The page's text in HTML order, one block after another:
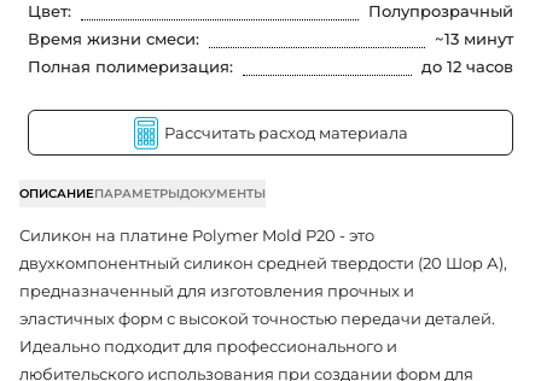
Цвет:
Полупрозрачный
Время жизни смеси:
~13 минут
Полная полимеризация: до 12 часов
Рассчитать расход материала
ОПИСАНИЕПАРАМЕТРЫДОКУМЕНТЫ
Силикон на платине Polymer Mold P20 - это
двухкомпонентный силикон средней твердости (20 Шор А),
предназначенный для изготовления прочных и
эластичных форм с высокой точностью передачи деталей.
Идеально подходит для профессионального и
любительского использования при создании форм для